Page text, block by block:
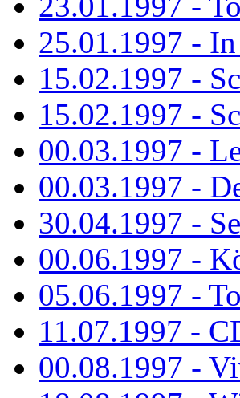
25.01.1997 -
15.02.1997 -
15.02.1997 -
00.03.1997 -
00.03.1997 -
30.04.1997 -
00.06.1997 -
05.06.1997 -
11.07.1997 -
00.08.1997 -